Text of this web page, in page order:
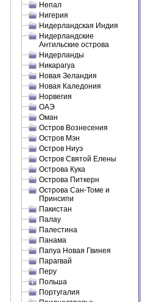
Непал
Нигерия
Нидерландская Индия
Нидерландские
Антильские острова
Нидерланды
Никарагуа
Новая Зеландия
Новая Каледония
Норвегия
ОАЭ
Оман
Остров Вознесения
Остров Мэн
Остров Ниуэ
Остров Святой Елены
Острова Кука
Острова Питкерн
Острова Сан-Томе и
Принсипи
Пакистан
Палау
Палестина
Панама
Папуа Новая Гвинея
Парагвай
Перу
Польша
Португалия